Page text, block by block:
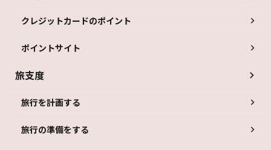
クレジットカードのポイント
ポイントサイト
旅支度
旅行を計画する
旅行の準備をする